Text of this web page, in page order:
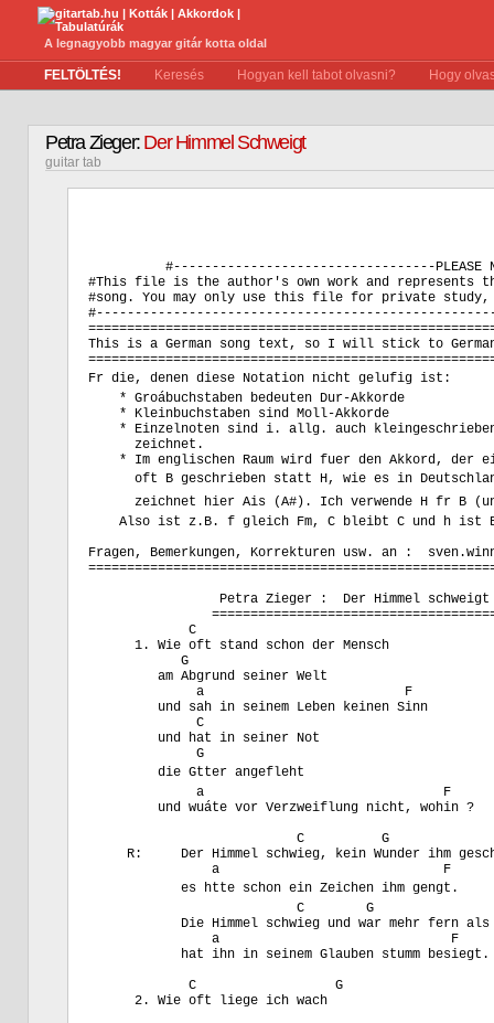
A legnagyobb magyar gitár kotta oldal
FELTÖLTÉS! Keresés Hogyan kell tabot olvasni? Hogy
Petra Zieger:Der Himmel Schweigt
guitar tab
#----------------------------------PLEASE
#This file is the author's own work and
#song. You may only use this file for private
This is a German song text, so I will stick to
Fr die, denen diese Notation nicht gelufig ist:
    * Groábuchstaben bedeuten Dur-Akkorde
    * Kleinbuchstaben sind Moll-Akkorde
* Einzelnoten sind i. allg. auch
      zeichnet.
* Im englischen Raum wird fuer den Akkord, der
oft B geschrieben statt H, wie es in
zeichnet hier Ais (A#). Ich verwende H fr B
Also ist z.B. f gleich Fm, C bleibt C und h ist
Fragen, Bemerkungen, Korrekturen usw. an :
             C
      1. Wie oft stand schon der Mensch
            G
         am Abgrund seiner Welt
              a                          F
         und sah in seinem Leben keinen Sinn
              C
         und hat in seiner Not
              G
         die Gtter angefleht
              a                               F
         und wuáte vor Verzweiflung nicht, wohin ?
                           C          G
R:     Der Himmel schwieg, kein Wunder ihm
                a                             F
            es htte schon ein Zeichen ihm gengt.
                           C        G
Die Himmel schwieg und war mehr fern als
                a                              F
            hat ihn in seinem Glauben stumm besiegt.
             C                  G
      2. Wie oft liege ich wach